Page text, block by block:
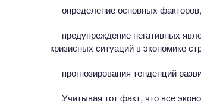
определение основных
предупреждение негативных
кризисных ситуаций в экономике
прогнозирования тенденций
Учитывая тот факт, что все